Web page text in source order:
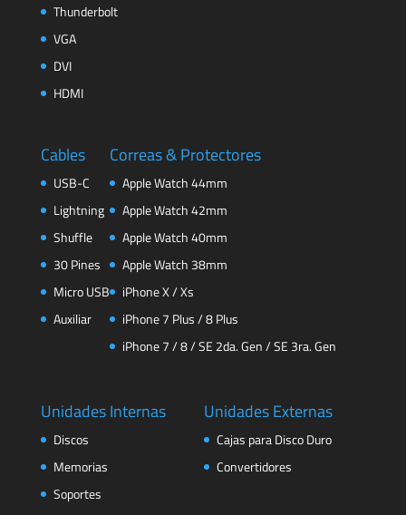
Thunderbolt
VGA
DVI
HDMI
Cables
USB-C
Lightning
Shuffle
30 Pines
Micro USB
Auxiliar
Correas & Protectores
Apple Watch 44mm
Apple Watch 42mm
Apple Watch 40mm
Apple Watch 38mm
iPhone X / Xs
iPhone 7 Plus / 8 Plus
iPhone 7 / 8 / SE 2da. Gen / SE 3ra. Gen
Unidades Internas
Discos
Memorias
Soportes
Unidades Externas
Cajas para Disco Duro
Convertidores